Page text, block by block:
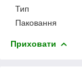
Тип
Паковання
Приховати